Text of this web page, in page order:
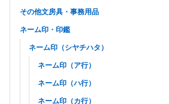
その他文房具・事務用品
ネーム印・印鑑
ネーム印（シヤチハタ）
ネーム印（ア行）
ネーム印（ハ行）
ネーム印（カ行）